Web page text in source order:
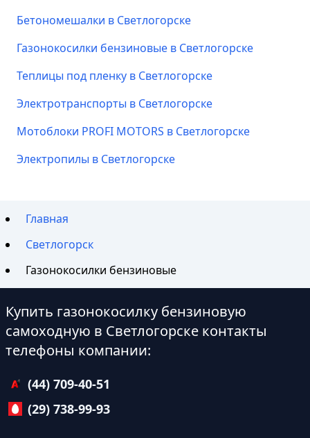
Бетономешалки в Светлогорске
Газонокосилки бензиновые в Светлогорске
Теплицы под пленку в Светлогорске
Электротранспорты в Светлогорске
Мотоблоки PROFI MOTORS в Светлогорске
Электропилы в Светлогорске
Главная
Светлогорск
Газонокосилки бензиновые
Купить газонокосилку бензиновую
самоходную в Светлогорске контакты
телефоны компании:
(44) 709-40-51
(29) 738-99-93